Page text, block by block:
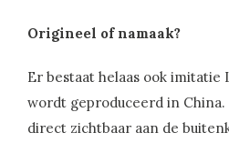
Origineel of namaak?
Er bestaat helaas ook imitatie
wordt geproduceerd in
direct zichtbaar aan de